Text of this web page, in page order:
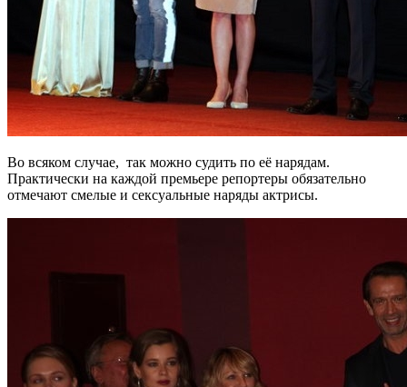
Во всяком случае, так можно судить по её нарядам.
Практически на каждой премьере репортеры обязательно
отмечают смелые и сексуальные наряды актрисы.